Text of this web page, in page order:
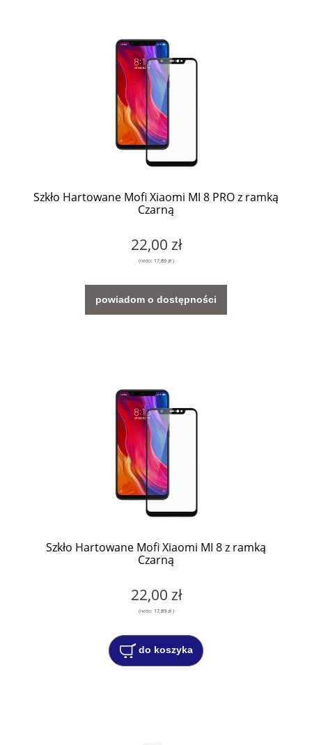
Szkło Hartowane Mofi Xiaomi MI 8 PRO z ramką
Czarną
22,00 zł
(netto: 17,89 zł)
powiadom o dostępności
Szkło Hartowane Mofi Xiaomi MI 8 z ramką
Czarną
22,00 zł
(netto: 17,89 zł)
do koszyka